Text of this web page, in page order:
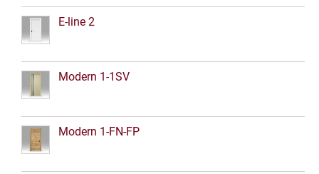
E-line 2
Modern 1-1SV
Modern 1-FN-FP